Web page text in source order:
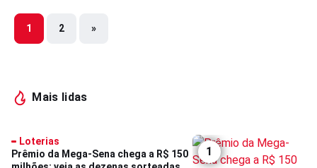
Mais lidas
1
Loterias
Prêmio da Mega-Sena chega a R$ 150
1 2 »